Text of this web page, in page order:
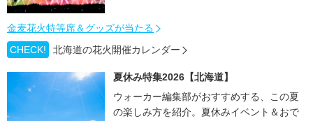
金麦花火特等席＆グッズが当たる
CHECK!
北海道の花火開催カレンダー
夏休み特集2026【北海道】
ウォーカー編集部がおすすめする、この夏
の楽しみ方を紹介。夏休みイベント＆おで